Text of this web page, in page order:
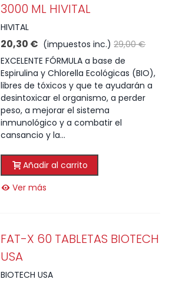
3000 ML HIVITAL
HIVITAL
20,30 € (impuestos inc.) 29,00 €
EXCELENTE FÓRMULA a base de
Espirulina y Chlorella Ecológicas (BIO),
libres de tóxicos y que te ayudarán a
desintoxicar el organismo, a perder
peso, a mejorar el sistema
inmunológico y a combatir el
cansancio y la...
Añadir al carrito
Ver más
FAT-X 60 TABLETAS BIOTECH
USA
BIOTECH USA